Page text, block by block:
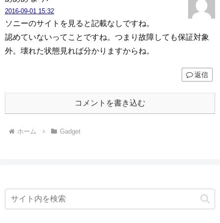
2016-09-01 15:32
ソニーのサイトを見ると記載なしですね。
認めていないってことですね。つまり故障しても保証対象
外。壊れた状態見れば分かりますからね。
返信
コメントを書き込む
ホーム Gadget